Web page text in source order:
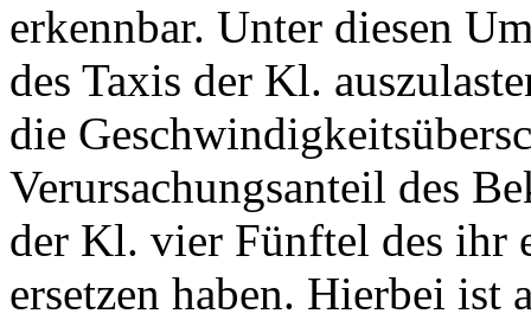
erkennbar. Unter diesen
des Taxis der Kl.
die
Verursachungsanteil des
der Kl. vier Fünftel des ihr
ersetzen haben. Hierbei ist